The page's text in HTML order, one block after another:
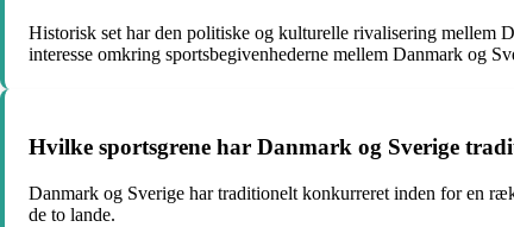
Historisk set har den politiske og kulturelle rivalisering mellem
interesse omkring sportsbegivenhederne mellem Danmark og
Hvilke sportsgrene har Danmark og Sverige
Danmark og Sverige har traditionelt konkurreret inden for en
de to lande.